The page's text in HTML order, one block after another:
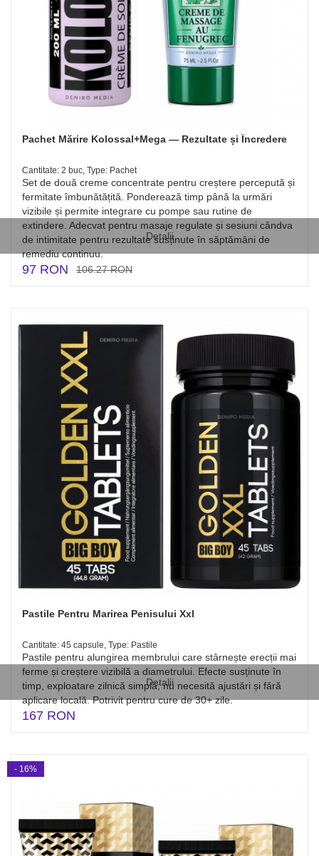
Detalii
Pachet Mărire Kolossal+Mega — Rezultate și Încredere
Cantitate: 2 buc, Type: Pachet
Set de două creme concentrate pentru creștere percepută și
fermitate îmbunătățită. Ponderează timp până la urmări
vizibile și permite integrare cu pompe sau rutine de
extindere. Adecvat pentru masaje regulate și sesiuni cândva
de intimitate pentru rezultate susținute în săptămâni de
remediu continuu.
97 RON 106.27 RON
Detalii
Pastile Pentru Marirea Penisului Xxl
Cantitate: 45 capsule, Type: Pastile
Pastile pentru alungirea membrului care stârnește erecții mai
ferme și creștere vizibilă a diametrului. Efecte susținute în
timp, exploatare zilnică simplă; nu necesită ajustări și fără
aplicare locală. Potrivit pentru cure de 30+ zile.
167 RON
- 16%